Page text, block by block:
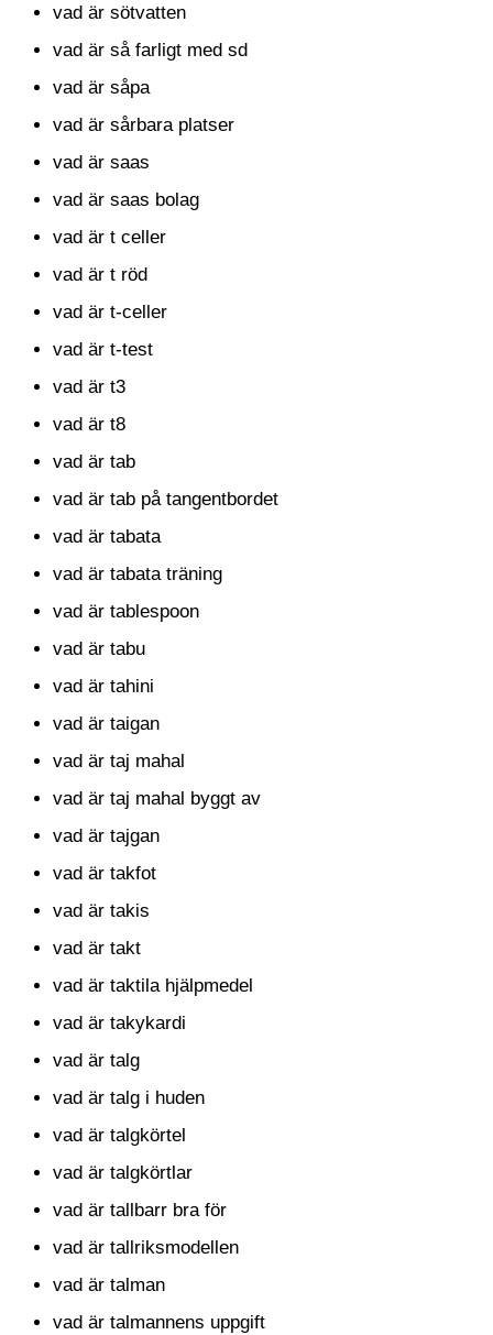
vad är sötvatten
vad är så farligt med sd
vad är såpa
vad är sårbara platser
vad är saas
vad är saas bolag
vad är t celler
vad är t röd
vad är t-celler
vad är t-test
vad är t3
vad är t8
vad är tab
vad är tab på tangentbordet
vad är tabata
vad är tabata träning
vad är tablespoon
vad är tabu
vad är tahini
vad är taigan
vad är taj mahal
vad är taj mahal byggt av
vad är tajgan
vad är takfot
vad är takis
vad är takt
vad är taktila hjälpmedel
vad är takykardi
vad är talg
vad är talg i huden
vad är talgkörtel
vad är talgkörtlar
vad är tallbarr bra för
vad är tallriksmodellen
vad är talman
vad är talmannens uppgift